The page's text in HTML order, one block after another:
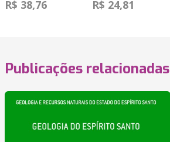
R$ 38,76 R$ 24,81
Publicações relacionadas